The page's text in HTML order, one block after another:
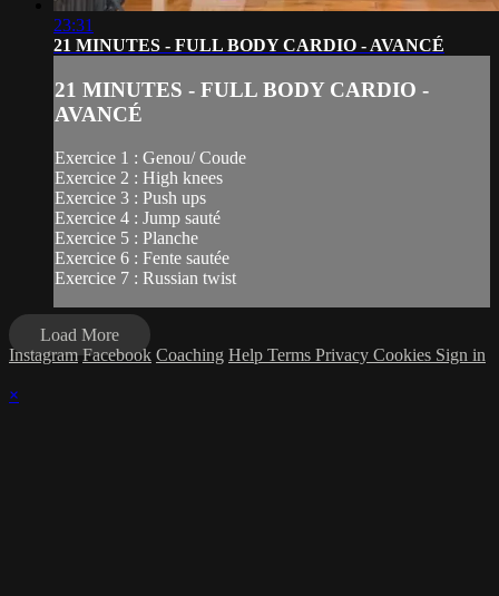
23:31
21 MINUTES - FULL BODY CARDIO - AVANCÉ
21 MINUTES - FULL BODY CARDIO -
AVANCÉ
Exercice 1 : Genou/ Coude
Exercice 2 : High knees
Exercice 3 : Push ups
Exercice 4 : Jump sauté
Exercice 5 : Planche
Exercice 6 : Fente sautée
Exercice 7 : Russian twist
Load More
Instagram Facebook Coaching Help Terms Privacy Cookies Sign in
×